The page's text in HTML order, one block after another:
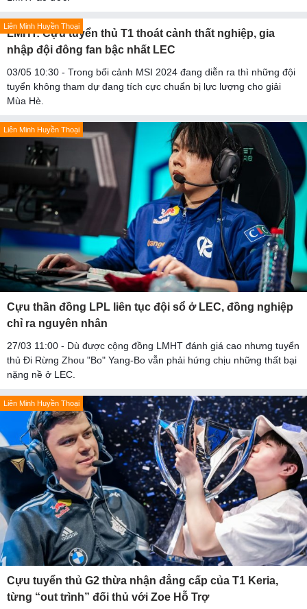
Liên Minh Huyền Thoại
LMHT: Cựu tuyển thủ T1 thoát cảnh thất nghiệp, gia
nhập đội đông fan bậc nhất LEC
03/05 10:30 - Trong bối cảnh MSI 2024 đang diễn ra thì những đội
tuyển không tham dự đang tích cực chuẩn bị lực lượng cho giải
Mùa Hè.
Liên Minh Huyền Thoại
Cựu thần đồng LPL liên tục đội sổ ở LEC, đồng nghiệp
chỉ ra nguyên nhân
27/03 11:00 - Dù được cộng đồng LMHT đánh giá cao nhưng tuyển
thủ Đi Rừng Zhou "Bo" Yang-Bo vẫn phải hứng chịu những thất bại
nặng nề ở LEC.
Liên Minh Huyền Thoại
Cựu tuyển thủ G2 thừa nhận đẳng cấp của T1 Keria,
từng “out trình” đối thủ với Zoe Hỗ Trợ